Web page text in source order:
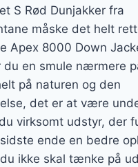
S Rød Dunjakker fra
måske det helt
Apex 8000 Down
du en smule nærmere
på naturen og den
det er at være
virksomt udstyr, der
ende en bedre
ikke skal tænke på